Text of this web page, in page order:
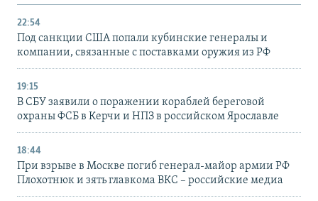
22:54
Под санкции США попали кубинские генералы и
компании, связанные с поставками оружия из РФ
19:15
В СБУ заявили о поражении кораблей береговой
охраны ФСБ в Керчи и НПЗ в российском Ярославле
18:44
При взрыве в Москве погиб генерал-майор армии РФ
Плохотнюк и зять главкома ВКС – российские медиа